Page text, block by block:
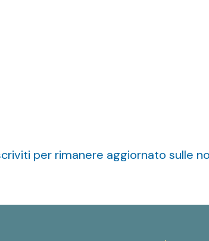
per rimanere aggiornato sulle